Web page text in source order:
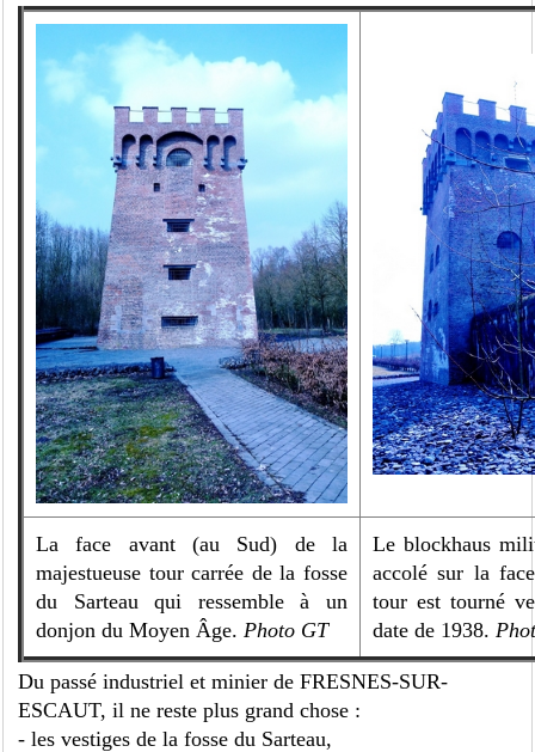
La face avant (au Sud) de la
majestueuse tour carrée de la fosse
du Sarteau qui ressemble à un
donjon du Moyen Âge. Photo GT
Le blockhaus
accolé sur la
tour est tourné
date de 1938.
Du passé industriel et minier de FRESNES-SUR-
ESCAUT, il ne reste plus grand chose :
- les vestiges de la fosse du Sarteau,